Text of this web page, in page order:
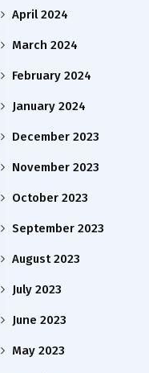
April 2024
March 2024
February 2024
January 2024
December 2023
November 2023
October 2023
September 2023
August 2023
July 2023
June 2023
May 2023